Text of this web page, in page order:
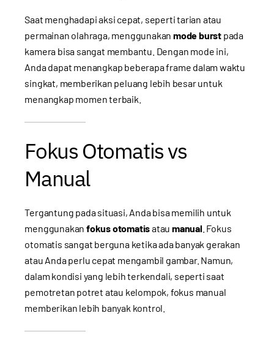
Saat menghadapi aksi cepat, seperti tarian atau
permainan olahraga, menggunakan mode burstpada
kamera bisa sangat membantu. Dengan mode ini,
Anda dapat menangkap beberapa frame dalam waktu
singkat, memberikan peluang lebih besar untuk
menangkap momen terbaik.
Fokus Otomatis vs
Manual
Tergantung pada situasi, Anda bisa memilih untuk
menggunakan fokus otomatisatau manual. Fokus
otomatis sangat berguna ketika ada banyak gerakan
atau Anda perlu cepat mengambil gambar. Namun,
dalam kondisi yang lebih terkendali, seperti saat
pemotretan potret atau kelompok, fokus manual
memberikan lebih banyak kontrol.